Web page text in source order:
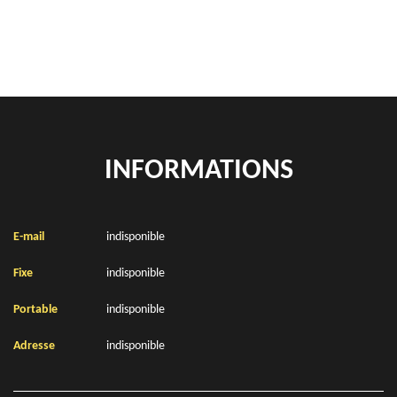
INFORMATIONS
E-mail indisponible
Fixe indisponible
Portable indisponible
Adresse indisponible